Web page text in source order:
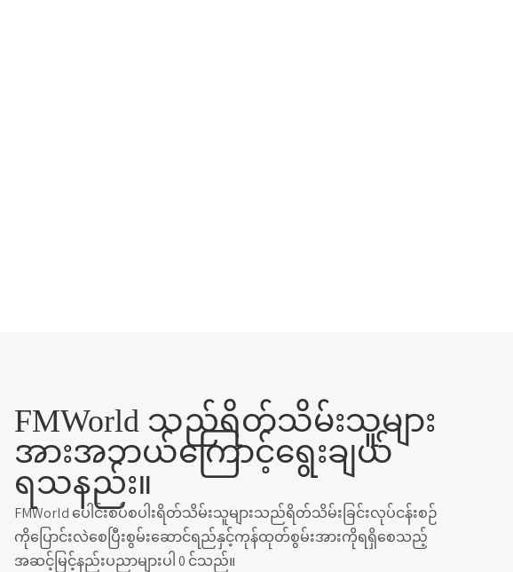
FMWorld သည်ရိတ်သိမ်းသူများ
အားအဘယ်ကြောင့်ရွေးချယ်
ရသနည်း။
FMWorld ပေါင်းစပ်စပါးရိတ်သိမ်းသူများသည်ရိတ်သိမ်းခြင်းလုပ်ငန်းစဉ်
ကိုပြောင်းလဲစေပြီးစွမ်းဆောင်ရည်နှင့်ကုန်ထုတ်စွမ်းအားကိုရရှိစေသည့်
အဆင့်မြင့်နည်းပညာများပါ 0 င်သည်။